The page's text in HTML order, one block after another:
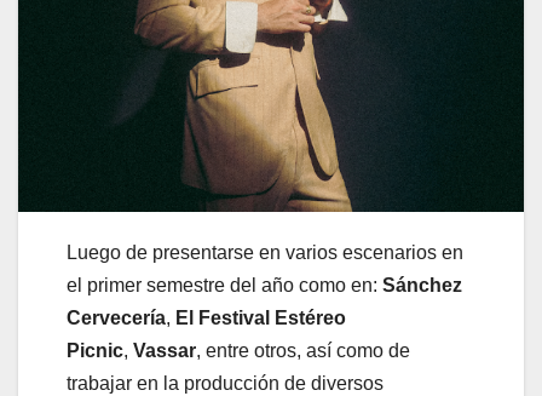
Luego de presentarse en varios escenarios en
el primer semestre del año como en: Sánchez
Cervecería, El Festival Estéreo
Picnic, Vassar, entre otros, así como de
trabajar en la producción de diversos